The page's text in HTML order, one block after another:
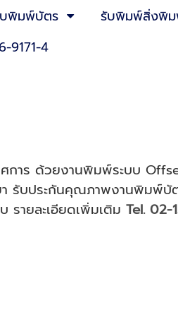
พิมพ์บัตร รับพิมพ์สิ่งพิ
9171-4
ศการด้วยงานพิมพ์ระบบ
รับประกันคุณภาพงานพิมพ์
บรายละเอียดเพิ่มเติมTel. 02-